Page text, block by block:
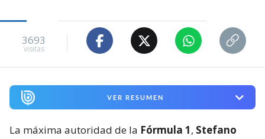
3693
visitas
VER RESUMEN
La máxima autoridad de la Fórmula 1, Stefano